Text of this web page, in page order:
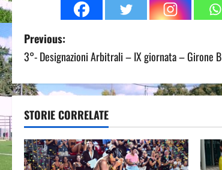
P
o
s
t
n
Previous:
3°- Designazioni Arbitrali – IX giornata – Girone B
STORIE CORRELATE